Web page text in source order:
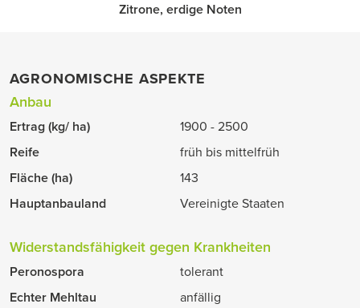
Zitrone, erdige Noten
AGRONOMISCHE ASPEKTE
Anbau
Ertrag (kg/ ha)
1900 - 2500
Reife
früh bis mittelfrüh
Fläche (ha)
143
Hauptanbauland
Vereinigte Staaten
Widerstandsfähigkeit gegen Krankheiten
Peronospora
tolerant
Echter Mehltau
anfällig